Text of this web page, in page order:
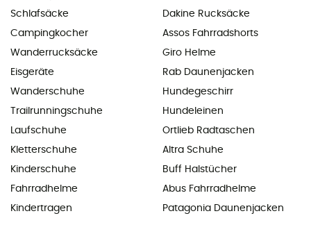
Schlafsäcke
Campingkocher
Wanderrucksäcke
Eisgeräte
Wanderschuhe
Trailrunningschuhe
Laufschuhe
Kletterschuhe
Kinderschuhe
Fahrradhelme
Kindertragen
Dakine Rucksäcke
Assos Fahrradshorts
Giro Helme
Rab Daunenjacken
Hundegeschirr
Hundeleinen
Ortlieb Radtaschen
Altra Schuhe
Buff Halstücher
Abus Fahrradhelme
Patagonia Daunenjacken